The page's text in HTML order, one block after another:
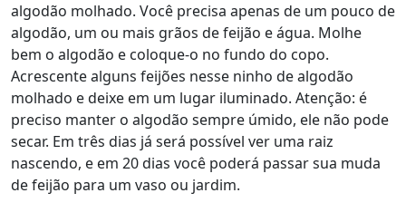
algodão molhado. Você precisa apenas de um pouco de
algodão, um ou mais grãos de feijão e água. Molhe
bem o algodão e coloque-o no fundo do copo.
Acrescente alguns feijões nesse ninho de algodão
molhado e deixe em um lugar iluminado. Atenção: é
preciso manter o algodão sempre úmido, ele não pode
secar. Em três dias já será possível ver uma raiz
nascendo, e em 20 dias você poderá passar sua muda
de feijão para um vaso ou jardim.